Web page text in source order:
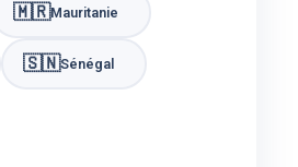
🇲🇷Mauritanie
🇸🇳Sénégal